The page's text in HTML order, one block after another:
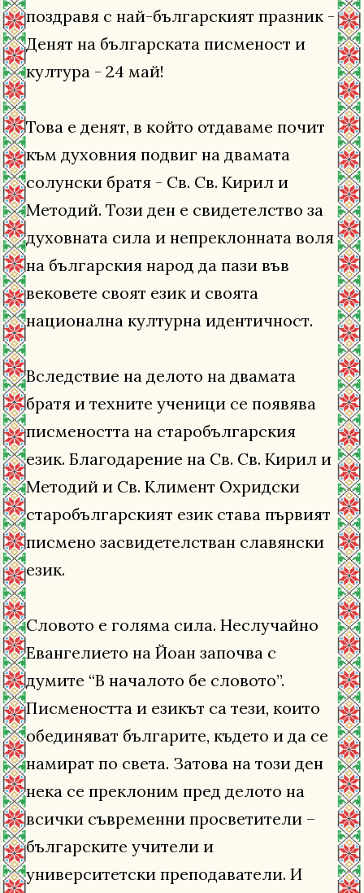
поздравя с най-българският празник -
Денят на българската писменост и
култура - 24 май!
Това е денят, в който отдаваме почит
към духовния подвиг на двамата
солунски братя - Св. Св. Кирил и
Методий. Този ден е свидетелство за
духовната сила и непреклонната воля
на българския народ да пази във
вековете своят език и своята
национална културна идентичност.
Вследствие на делото на двамата
братя и техните ученици се появява
писмеността на старобългарския
език. Благодарение на Св. Св. Кирил и
Методий и Св. Климент Охридски
старобългарският език става първият
писмено засвидетелстван славянски
език.
Словото е голяма сила. Неслучайно
Евангелието на Йоан започва с
думите “В началото бе словото”.
Писмеността и езикът са тези, които
обединяват българите, където и да се
намират по света. Затова на този ден
нека се преклоним пред делото на
всички съвременни просветители –
българските учители и
университетски преподаватели. И